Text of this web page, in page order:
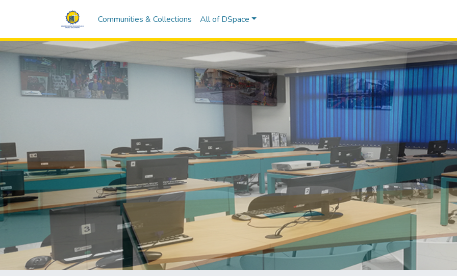
Communities & Collections All of DSpace